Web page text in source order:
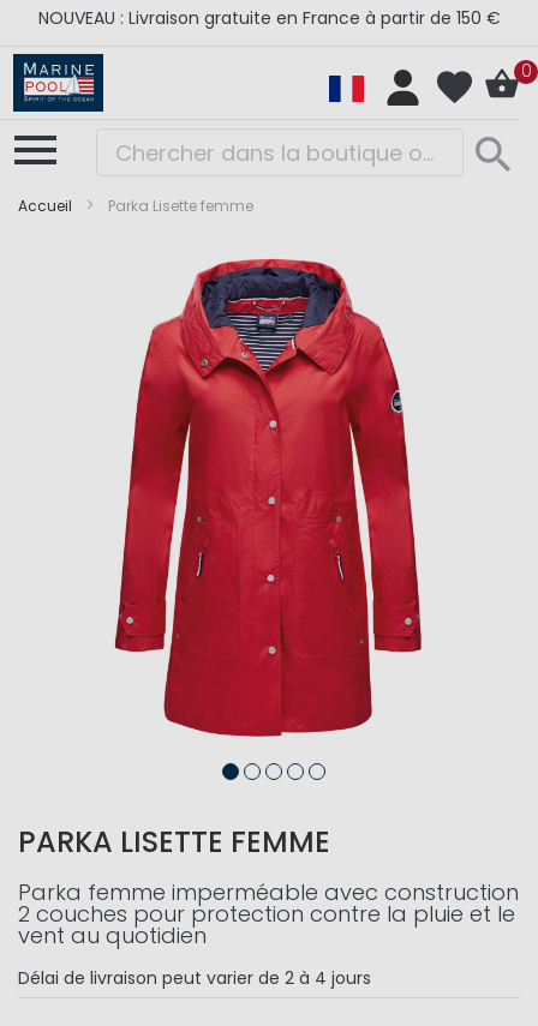
NOUVEAU : Livraison gratuite en France à partir de 150 €
0
Accueil Parka Lisette femme
PARKA LISETTE FEMME
Parka femme imperméable avec construction
2 couches pour protection contre la pluie et le
vent au quotidien
Délai de livraison peut varier de 2 à 4 jours